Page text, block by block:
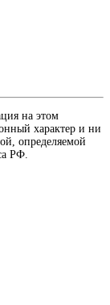
на этом
характер и ни
определяемой
РФ.